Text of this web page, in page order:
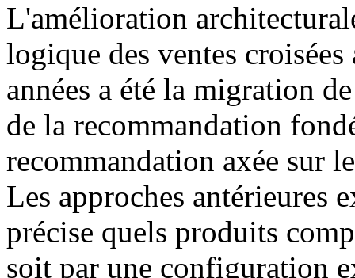
L'amélioration
logique des ventes
années a été la migration
de la recommandation
recommandation axée sur
Les approches antérieures
précise quels produits
soit par une configuration